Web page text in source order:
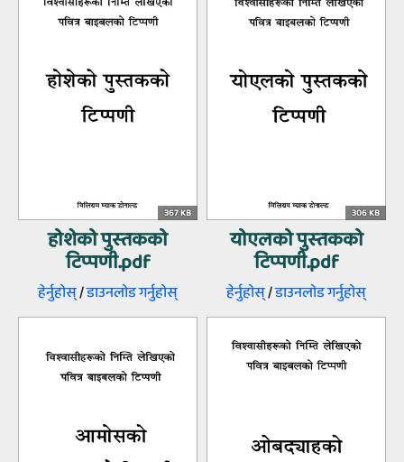
367 KB
होशेको पुस्‍तकको
टिप्‍पणी.pdf
हेर्नुहोस्‌/डाउनलोड गर्नुहोस्‌
306 KB
योएलको पुस्‍तकको
टिप्‍पणी.pdf
हेर्नुहोस्‌/डाउनलोड गर्नुहोस्‌